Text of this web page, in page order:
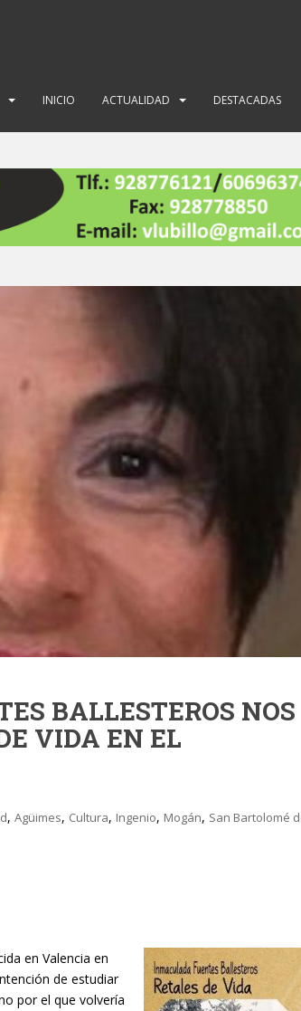
INICIO ACTUALIDAD DESTACADAS
BALLESTEROS NOS
VIDA EN EL
, Agüimes, Cultura, Ingenio, Mogán, San Bartolomé
en Valencia en
de estudiar
por el que volvería